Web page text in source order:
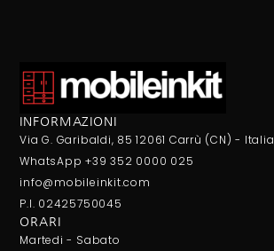
INFORMAZIONI
Via G. Garibaldi, 85 12061 Carrù (CN) - Italia
WhatsApp +39 352 0000 025
info@mobileinkit.com
P.I. 02425750045
ORARI
Martedi - Sabato